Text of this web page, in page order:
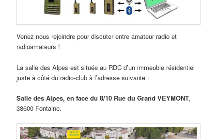
Venez nous rejoindre pour discuter entre amateur radio et
radioamateurs !
La salle des Alpes est située au RDC d’un immeuble résidentiel
juste à côté du radio-club à l’adresse suivante :
Salle des Alpes, en face du 8/10 Rue du Grand VEYMONT,
38600 Fontaine.